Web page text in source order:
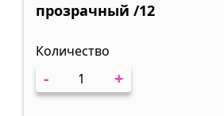
прозрачный /12
Количество
- +